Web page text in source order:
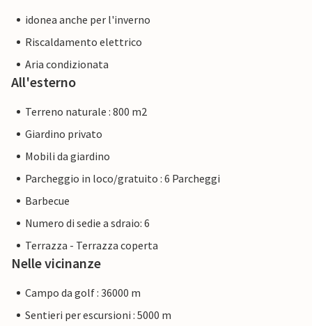
idonea anche per l'inverno
Riscaldamento elettrico
Aria condizionata
All'esterno
Terreno naturale : 800 m2
Giardino privato
Mobili da giardino
Parcheggio in loco/gratuito : 6 Parcheggi
Barbecue
Numero di sedie a sdraio: 6
Terrazza - Terrazza coperta
Nelle vicinanze
Campo da golf : 36000 m
Sentieri per escursioni : 5000 m